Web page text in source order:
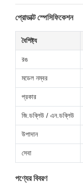
প্রোডাক্ট স্পেসিফিকেশন
বৈশিষ্ট্য
রঙ
মডেল নম্বর
প্রকার
জি.ডব্লিউ / এন.ডব্লিউ
উপাদান
সেবা
পণ্যের বিবরণ